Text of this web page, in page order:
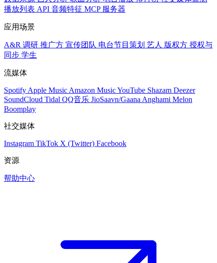
播放列表 API 音频特征 MCP 服务器
应用场景
A&R 调研 推广方 宣传团队 电台节目策划 艺人 版权方 授权与
同步 学生
流媒体
Spotify Apple Music Amazon MusicYouTube Shazam Deezer
SoundCloud Tidal QQ音乐 JioSaavn/Gaana Anghami Melon
Boomplay
社交媒体
Instagram TikTok X (Twitter) Facebook
资源
帮助中心